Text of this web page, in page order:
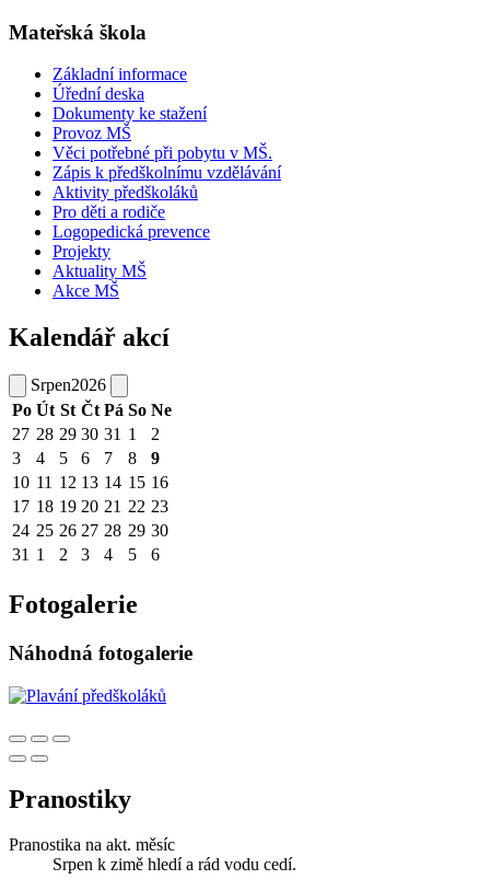
Mateřská škola
Základní informace
Úřední deska
Dokumenty ke stažení
Provoz MŠ
Věci potřebné při pobytu v MŠ.
Zápis k předškolnímu vzdělávání
Aktivity předškoláků
Pro děti a rodiče
Logopedická prevence
Projekty
Aktuality MŠ
Akce MŠ
Kalendář akcí
Srpen2026
Po Út St Čt Pá So Ne
27 28 29 30 31 1
2
3
4 5 6 7 8
9
10 11 12 13 14 15 16
17 18 19 20 21 22 23
24 25 26 27 28 29 30
31 1 2 3 4 5 6
Fotogalerie
Náhodná fotogalerie
Pranostiky
Pranostika na akt. měsíc
Srpen k zimě hledí a rád vodu cedí.